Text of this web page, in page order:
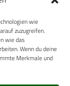
wie
zuzugreifen.
wie das
Wenn du deine
Merkmale und